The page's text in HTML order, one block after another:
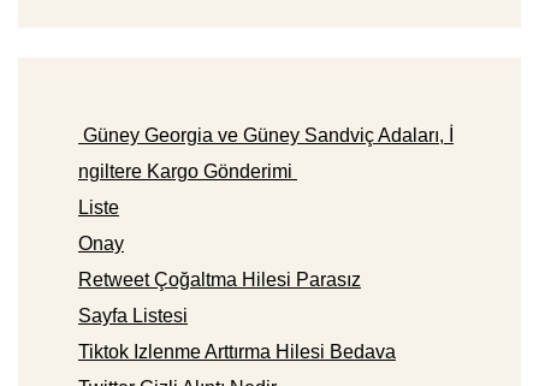
Güney Georgia ve Güney Sandviç Adaları, İ
ngiltere Kargo Gönderimi
Liste
Onay
Retweet Çoğaltma Hilesi Parasız
Sayfa Listesi
Tiktok Izlenme Arttırma Hilesi Bedava